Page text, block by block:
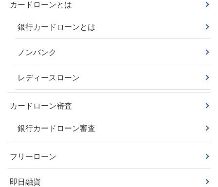
カードローンとは
銀行カードローンとは
ノンバンク
レディースローン
カードローン審査
銀行カードローン審査
フリーローン
即日融資